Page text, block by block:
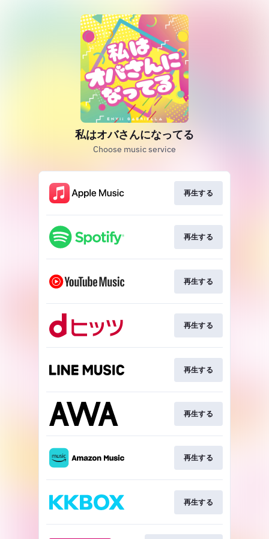
私はオバさんになってる
Choose music service
再生する
再生する
再生する
再生する
再生する
再生する
再生する
再生する